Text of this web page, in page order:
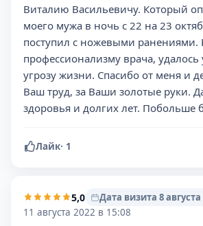
Виталию Васильевичу. Который
моего мужа в ночь с 22 на 23
поступил с ножевыми ранениями.
профессионализму врача, удалось
угрозу жизни. Спасибо от меня и
Ваш труд, за Ваши золотые руки.
здоровья и долгих лет. Побольше
Лайк· 1
5,0
Дата визита 8 августа
11 августа 2022 в 15:08